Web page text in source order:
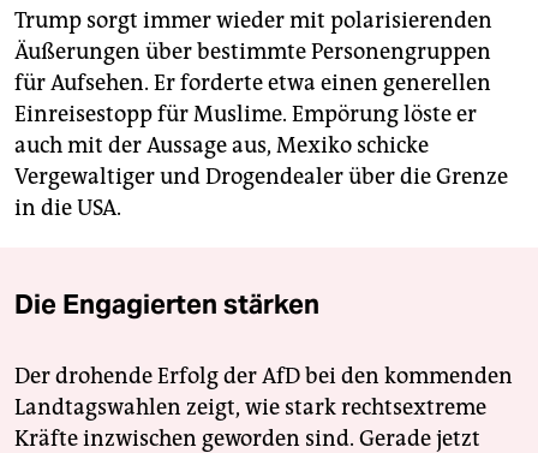
Trump sorgt immer wieder mit polarisierenden
Äußerungen über bestimmte Personengruppen
für Aufsehen. Er forderte etwa einen generellen
Einreisestopp für Muslime. Empörung löste er
auch mit der Aussage aus, Mexiko schicke
Vergewaltiger und Drogendealer über die Grenze
in die USA.
Die Engagierten stärken
Der drohende Erfolg der AfD bei den kommenden
Landtagswahlen zeigt, wie stark rechtsextreme
Kräfte inzwischen geworden sind. Gerade jetzt